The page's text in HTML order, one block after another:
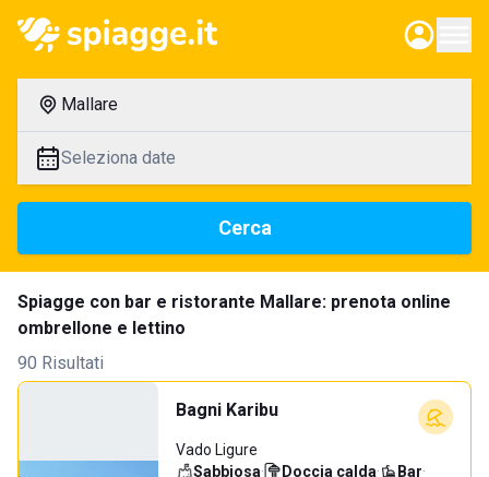
Mallare
Seleziona date
Cerca
Spiagge con bar e ristorante Mallare: prenota online
ombrellone e lettino
90 Risultati
Bagni Karibu
Vado Ligure
Sabbiosa· Doccia calda· Bar·